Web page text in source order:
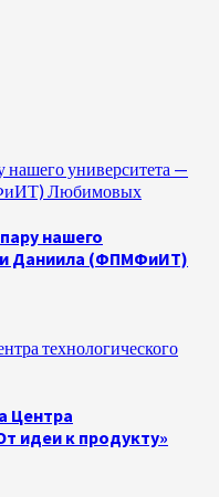
нашего университета —
Любимовых
нашего
Даниила (ФПМФиИТ)
технологического
Центра
идеи к продукту»